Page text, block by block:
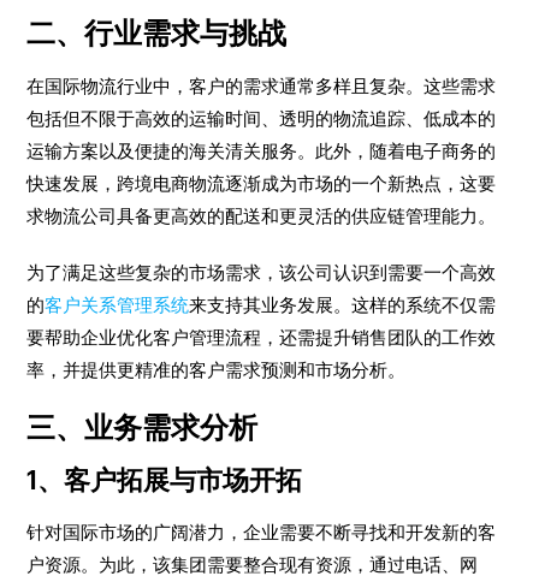
二、行业需求与挑战
在国际物流行业中，客户的需求通常多样且复杂。这些需求
包括但不限于高效的运输时间、透明的物流追踪、低成本的
运输方案以及便捷的海关清关服务。此外，随着电子商务的
快速发展，跨境电商物流逐渐成为市场的一个新热点，这要
求物流公司具备更高效的配送和更灵活的供应链管理能力。
为了满足这些复杂的市场需求，该公司认识到需要一个高效
的客户关系管理系统来支持其业务发展。这样的系统不仅需
要帮助企业优化客户管理流程，还需提升销售团队的工作效
率，并提供更精准的客户需求预测和市场分析。
三、业务需求分析
1、客户拓展与市场开拓
针对国际市场的广阔潜力，企业需要不断寻找和开发新的客
户资源。为此，该集团需要整合现有资源，通过电话、网